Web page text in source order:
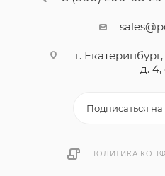
г.
д. 4,
Подписаться
ПОЛИТИКА